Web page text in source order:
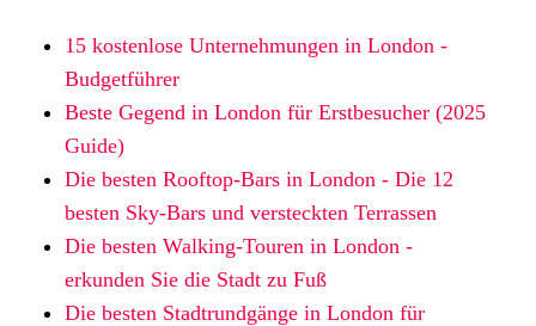
15 kostenlose Unternehmungen in London -
Budgetführer
Beste Gegend in London für Erstbesucher (2025
Guide)
Die besten Rooftop-Bars in London - Die 12
besten Sky-Bars und versteckten Terrassen
Die besten Walking-Touren in London -
erkunden Sie die Stadt zu Fuß
Die besten Stadtrundgänge in London für